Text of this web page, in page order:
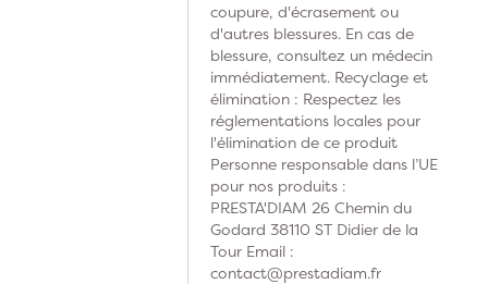
coupure, d'écrasement ou
d'autres blessures. En cas de
blessure, consultez un médecin
immédiatement. Recyclage et
élimination : Respectez les
réglementations locales pour
l'élimination de ce produit
Personne responsable dans l’UE
pour nos produits :
PRESTA'DIAM 26 Chemin du
Godard 38110 ST Didier de la
Tour Email :
contact@prestadiam.fr